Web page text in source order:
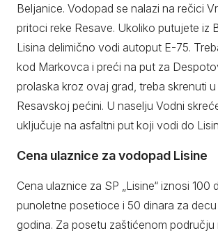
Beljanice. Vodopad se nalazi na rečici
pritoci reke Resave. Ukoliko putujete iz
Lisina delimično vodi autoput E-75.
kod Markovca i preći na put za
prolaska kroz ovaj grad, treba skrenuti
Resavskoj pećini. U naselju Vodni
uključuje na asfaltni put koji vodi do
Cena ulaznice za vodopad Lisine
Cena ulaznice za SP „Lisine“ iznosi 100
punoletne posetioce i 50 dinara za
godina. Za posetu zaštićenom području